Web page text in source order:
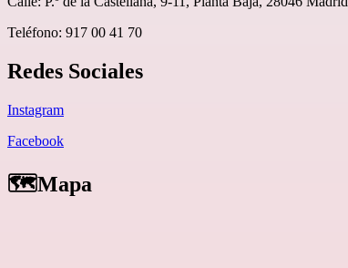
Teléfono: 917 00 41 70
Redes Sociales
Instagram
Facebook
🗺️Mapa